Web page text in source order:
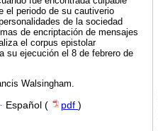
el periodo de su cautiverio
de la sociedad
de encriptación de mensajes
el corpus epistolar
su ejecución el 8 de febrero de
Walsingham.
· Español ( pdf )